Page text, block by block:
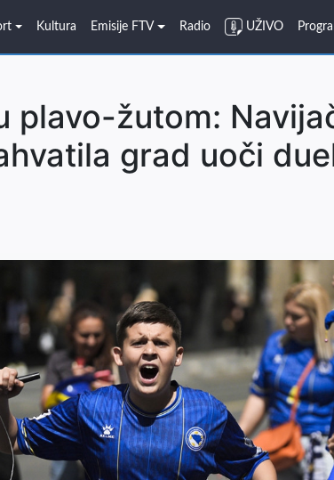
Kultura Emisije FTV Radio UŽIVO
plavo-žutom:
grad uoči